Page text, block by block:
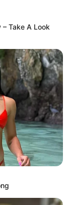
Ərlə arvadın
Take A Look